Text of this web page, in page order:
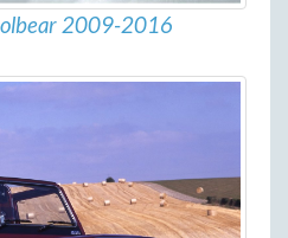
2009-2016